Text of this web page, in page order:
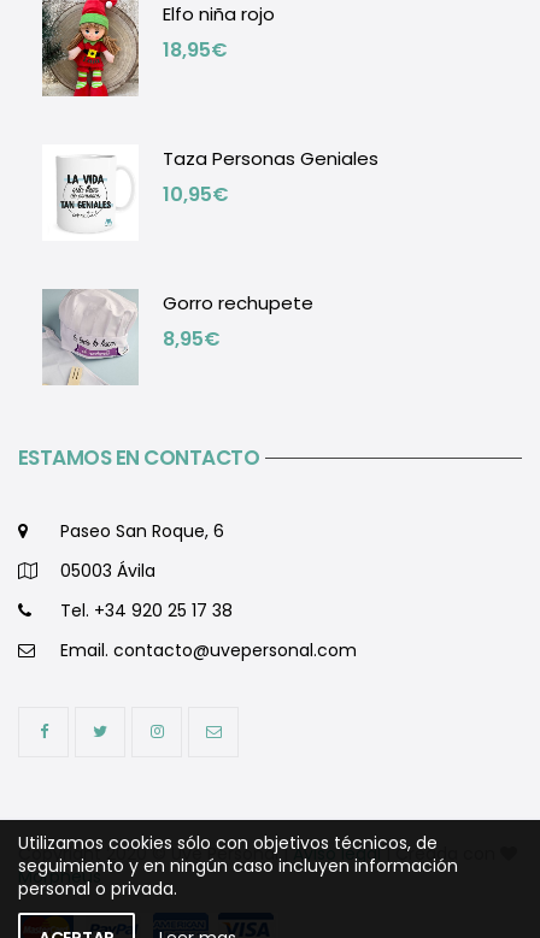
Elfo niña rojo
18,95€
Taza Personas Geniales
10,95€
Gorro rechupete
8,95€
ESTAMOS EN CONTACTO
Paseo San Roque, 6
05003 Ávila
Tel. +34 920 25 17 38
Email. contacto@uvepersonal.com
Copyright 2020 © Uve Personal |Aviso legal| Creada con
Morpheus
Utilizamos cookies sólo con objetivos técnicos, de
seguimiento y en ningún caso incluyen información
personal o privada.